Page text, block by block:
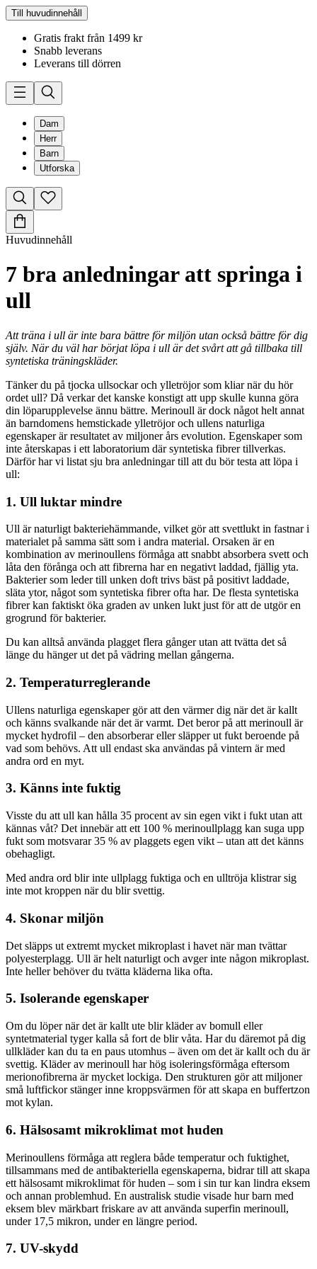
Till huvudinnehåll
Gratis frakt från 1499 kr
Snabb leverans
Leverans till dörren
Dam
Herr
Barn
Utforska
Huvudinnehåll
7 bra anledningar att springa i
ull
Att träna i ull är inte bara bättre för miljön utan också bättre för dig
själv. När du väl har börjat löpa i ull är det svårt att gå tillbaka till
syntetiska träningskläder.
Tänker du på tjocka ullsockar och ylletröjor som kliar när du hör
ordet ull? Då verkar det kanske konstigt att upp skulle kunna göra
din löparupplevelse ännu bättre. Merinoull är dock något helt annat
än barndomens hemstickade ylletröjor och ullens naturliga
egenskaper är resultatet av miljoner års evolution. Egenskaper som
inte återskapas i ett laboratorium där syntetiska fibrer tillverkas.
Därför har vi listat sju bra anledningar till att du bör testa att löpa i
ull:
1. Ull luktar mindre
Ull är naturligt bakteriehämmande, vilket gör att svettlukt in fastnar i
materialet på samma sätt som i andra material. Orsaken är en
kombination av merinoullens förmåga att snabbt absorbera svett och
låta den förånga och att fibrerna har en negativt laddad, fjällig yta.
Bakterier som leder till unken doft trivs bäst på positivt laddade,
släta ytor, något som syntetiska fibrer ofta har. De flesta syntetiska
fibrer kan faktiskt öka graden av unken lukt just för att de utgör en
grogrund för bakterier.
Du kan alltså använda plagget flera gånger utan att tvätta det så
länge du hänger ut det på vädring mellan gångerna.
2. Temperaturreglerande
Ullens naturliga egenskaper gör att den värmer dig när det är kallt
och känns svalkande när det är varmt. Det beror på att merinoull är
mycket hydrofil – den absorberar eller släpper ut fukt beroende på
vad som behövs. Att ull endast ska användas på vintern är med
andra ord en myt.
3. Känns inte fuktig
Visste du att ull kan hålla 35 procent av sin egen vikt i fukt utan att
kännas våt? Det innebär att ett 100 % merinoullplagg kan suga upp
fukt som motsvarar 35 % av plaggets egen vikt – utan att det känns
obehagligt.
Med andra ord blir inte ullplagg fuktiga och en ulltröja klistrar sig
inte mot kroppen när du blir svettig.
4. Skonar miljön
Det släpps ut extremt mycket mikroplast i havet när man tvättar
polyesterplagg. Ull är helt naturligt och avger inte någon mikroplast.
Inte heller behöver du tvätta kläderna lika ofta.
5. Isolerande egenskaper
Om du löper när det är kallt ute blir kläder av bomull eller
syntetmaterial tyger kalla så fort de blir våta. Har du däremot på dig
ullkläder kan du ta en paus utomhus – även om det är kallt och du är
svettig. Kläder av merinoull har hög isoleringsförmåga eftersom
merionofibrerna är mycket lockiga. Den strukturen gör att miljoner
små luftfickor stänger inne kroppsvärmen för att skapa en buffertzon
mot kylan.
6. Hälsosamt mikroklimat mot huden
Merinoullens förmåga att reglera både temperatur och fuktighet,
tillsammans med de antibakteriella egenskaperna, bidrar till att skapa
ett hälsosamt mikroklimat för huden – som i sin tur kan lindra eksem
och annan problemhud. En australisk studie visade hur barn med
eksem blev märkbart friskare av att använda superfin merinoull,
under 17,5 mikron, under en längre period.
7. UV-skydd